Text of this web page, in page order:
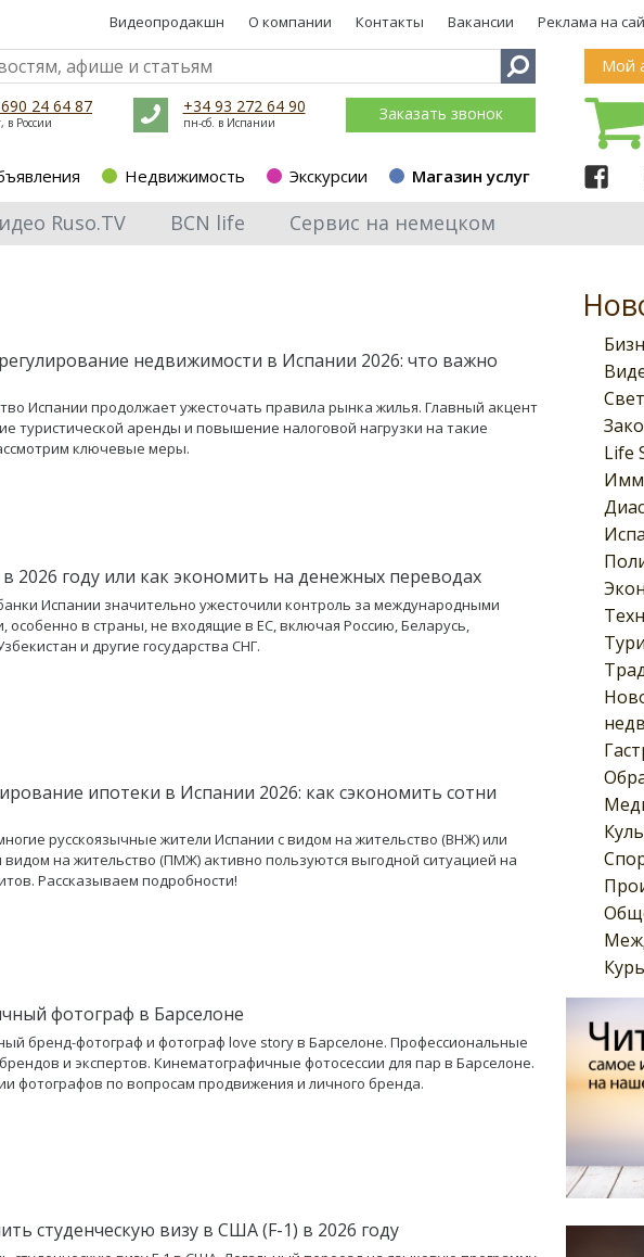
Видеопродакшн О компании Контакты Вакансии Реклама на
24 64 87
в России
+34 93 272 64 90
пн-сб. в Испании Заказать звонок
Недвижимость Экскурсии Магазин услуг
Мой
Ruso.TV BCN life Сервис на немецком
Life
недвижимости в Испании 2026: что важно
Испании продолжает ужесточать правила рынка жилья. Главный акцент
туристической аренды и повышение налоговой нагрузки на такие
ключевые меры.
2026 году или как экономить на денежных переводах
Испании значительно ужесточили контроль за международными
особенно в страны, не входящие в ЕС, включая Россию, Беларусь,
и другие государства СНГ.
ипотеки в Испании 2026: как сэкономить сотни
русскоязычные жители Испании с видом на жительство (ВНЖ) или
на жительство (ПМЖ) активно пользуются выгодной ситуацией на
Рассказываем подробности!
фотограф в Барселоне
бренд-фотограф и фотограф love story в Барселоне. Профессиональные
и экспертов. Кинематографичные фотосессии для пар в Барселоне.
фотографов по вопросам продвижения и личного бренда.
студенческую визу в США (F-1) в 2026 году